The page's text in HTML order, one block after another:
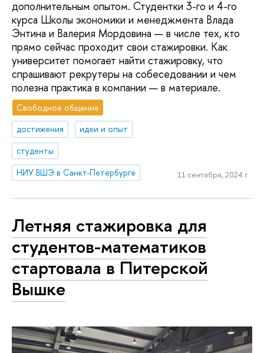
дополнительным опытом. Студентки 3-го и 4-го
курса Школы экономики и менеджмента Влада
Энтина и Валерия Мордовина — в числе тех, кто
прямо сейчас проходит свои стажировки. Как
университет помогает найти стажировку, что
спрашивают рекрутеры на собеседовании и чем
полезна практика в компании — в материале.
Свободное общение
достижения
идеи и опыт
студенты
НИУ ВШЭ в Санкт-Петербурге
11 сентября, 2024 г.
Летняя стажировка для
студентов-математиков
стартовала в Питерской
Вышке